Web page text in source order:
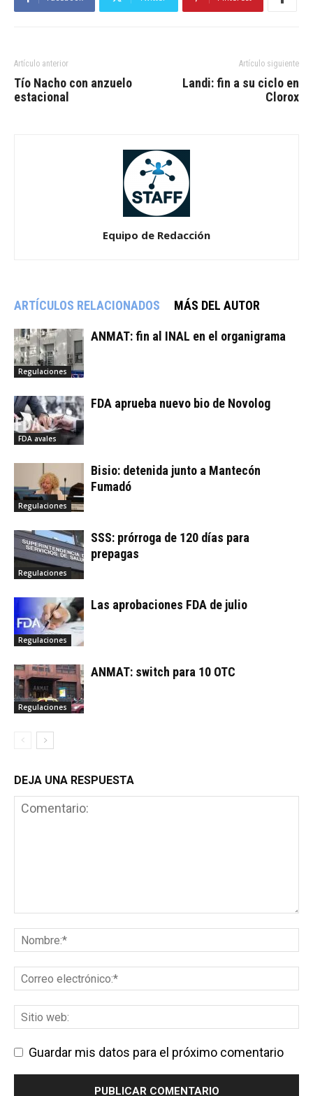
Artículo anterior
Tío Nacho con anzuelo
estacional
Artículo siguiente
Landi: fin a su ciclo en
Clorox
Equipo de Redacción
ARTÍCULOS RELACIONADOS MÁS DEL AUTOR
Regulaciones
ANMAT: fin al INAL en el organigrama
FDA avales
FDA aprueba nuevo bio de Novolog
Regulaciones
Bisio: detenida junto a Mantecón
Fumadó
Regulaciones
SSS: prórroga de 120 días para
prepagas
Regulaciones
Las aprobaciones FDA de julio
Regulaciones
ANMAT: switch para 10 OTC
DEJA UNA RESPUESTA
Guardar mis datos para el próximo comentario